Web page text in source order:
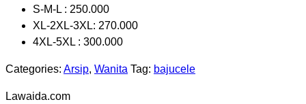
S-M-L : 250.000
XL-2XL-3XL: 270.000
4XL-5XL : 300.000
Categories: Arsip, Wanita Tag: bajucele
Lawaida.com